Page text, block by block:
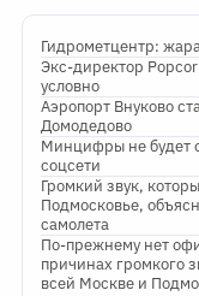
Гидрометцентр:
Экс-директор
условно
Аэропорт Внуково
Домодедово
Минцифры не будет
соцсети
Громкий звук,
Подмосковье,
самолета
По-прежнему нет
причинах громкого
всей Москве и